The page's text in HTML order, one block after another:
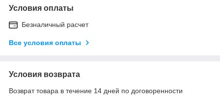
Условия оплаты
Безналичный расчет
Все условия оплаты
Условия возврата
Возврат товара в течение 14 дней по договоренности